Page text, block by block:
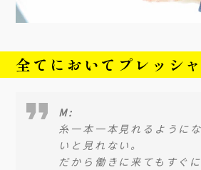
全てにおいてプレッシ
M:
糸一本一本見れるように
いと見れない。
だから働きに来てもすぐ